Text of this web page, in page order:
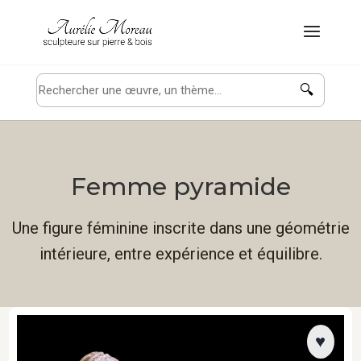
🔍
Femme pyramide
Une figure féminine inscrite dans une géométrie
intérieure, entre expérience et équilibre.